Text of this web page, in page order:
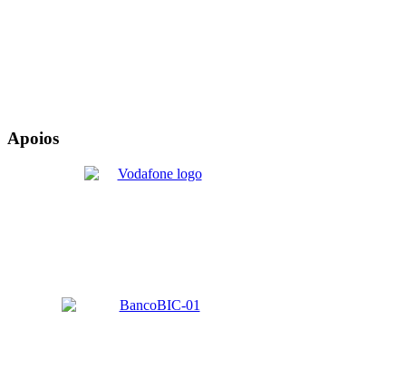
Apoios